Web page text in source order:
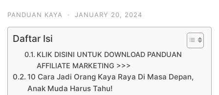
PANDUAN KAYA · JANUARY 20, 2024
Daftar Isi
KLIK DISINI UNTUK DOWNLOAD PANDUAN
AFFILIATE MARKETING >>>
10 Cara Jadi Orang Kaya Raya Di Masa Depan,
Anak Muda Harus Tahu!